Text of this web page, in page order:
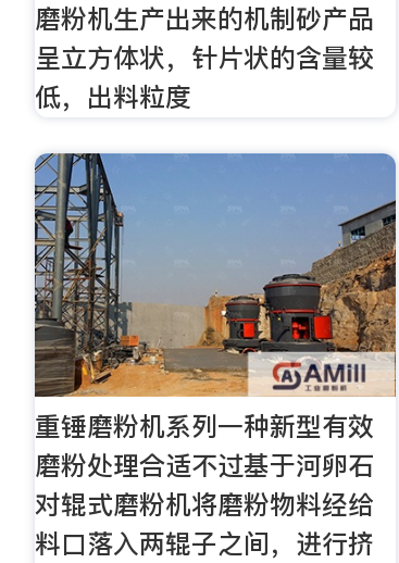
磨粉机生产出来的机制砂产品
呈立方体状，针片状的含量较
低，出料粒度
重锤磨粉机系列一种新型有效
磨粉处理合适不过基于河卵石
对辊式磨粉机将磨粉物料经给
料口落入两辊子之间，进行挤